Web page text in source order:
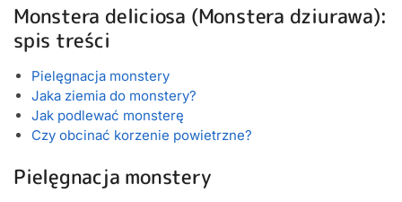
Monstera deliciosa (Monstera dziurawa):
spis treści
Pielęgnacja monstery
Jaka ziemia do monstery?
Jak podlewać monsterę
Czy obcinać korzenie powietrzne?
Pielęgnacja monstery